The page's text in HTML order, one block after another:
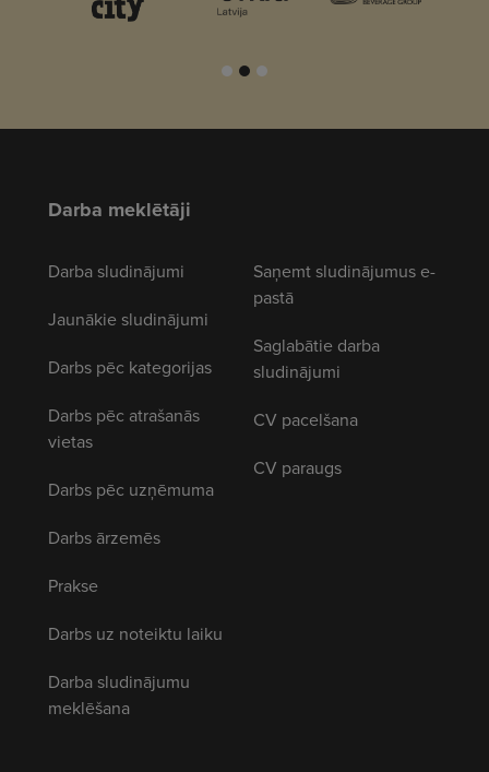
Darba meklētāji
Darba sludinājumi
Jaunākie sludinājumi
Darbs pēc kategorijas
Darbs pēc atrašanās
vietas
Darbs pēc uzņēmuma
Darbs ārzemēs
Prakse
Darbs uz noteiktu laiku
Darba sludinājumu
meklēšana
Saņemt sludinājumus e-
pastā
Saglabātie darba
sludinājumi
CV pacelšana
CV paraugs